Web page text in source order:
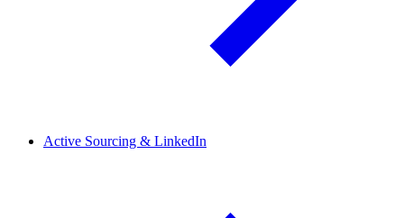
Active Sourcing & LinkedIn